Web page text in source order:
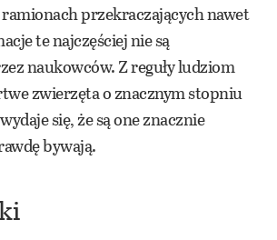
przekraczających nawet
te najczęściej nie są
naukowców. Z reguły ludziom
zwierzęta o znacznym stopniu
się, że są one znacznie
bywają.